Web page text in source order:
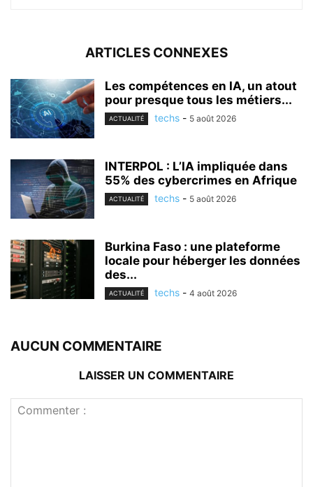
ARTICLES CONNEXES
Les compétences en IA, un atout
pour presque tous les métiers...
ACTUALITÉ techs - 5 août 2026
INTERPOL : L’IA impliquée dans
55% des cybercrimes en Afrique
ACTUALITÉ techs - 5 août 2026
Burkina Faso : une plateforme
locale pour héberger les données
des...
ACTUALITÉ techs - 4 août 2026
AUCUN COMMENTAIRE
LAISSER UN COMMENTAIRE